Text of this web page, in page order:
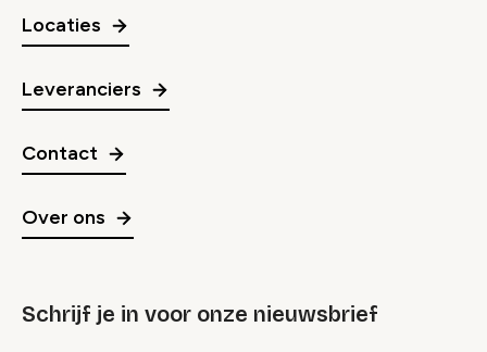
Locaties
Leveranciers
Contact
Over ons
Schrijf je in voor onze nieuwsbrief